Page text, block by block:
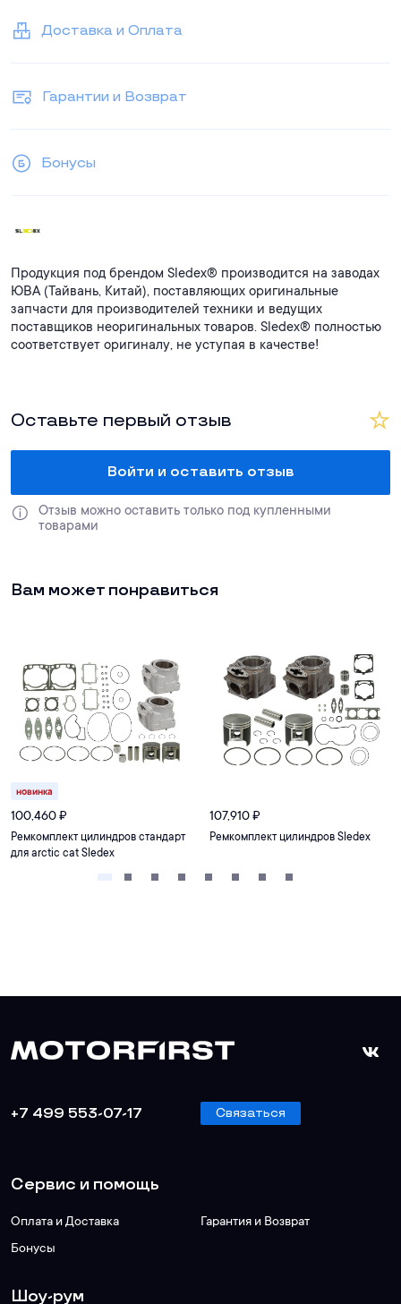
Доставка и Оплата
Гарантии и Возврат
Бонусы
Продукция под брендом Sledex® производится на заводах
ЮВА (Тайвань, Китай), поставляющих оригинальные
запчасти для производителей техники и ведущих
поставщиков неоригинальных товаров. Sledex® полностью
соответствует оригиналу, не уступая в качестве!
Оставьте первый отзыв
Войти и оставить отзыв
Отзыв можно оставить только под купленными
товарами
Вам может понравиться
новинка
100,460₽
Ремкомплект цилиндров стандарт
для arctic cat Sledex
107,910₽
Ремкомплект цилиндров Sledex
+7 499 553-07-17 Связаться
Сервис и помощь
Оплата и Доставка
Гарантия и Возврат
Бонусы
Шоу-рум